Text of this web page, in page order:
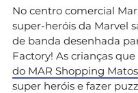
No centro comercial
super-heróis da Marvel
de banda desenhada
Factory! As crianças
do MAR Shopping
super heróis e fazer